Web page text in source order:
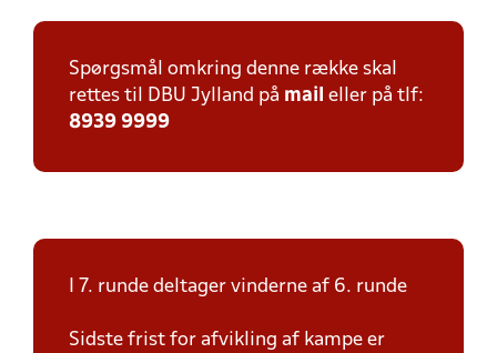
Spørgsmål omkring denne række skal
rettes til DBU Jylland på mail eller på tlf:
8939 9999
I 7. runde deltager vinderne af 6. runde
Sidste frist for afvikling af kampe er